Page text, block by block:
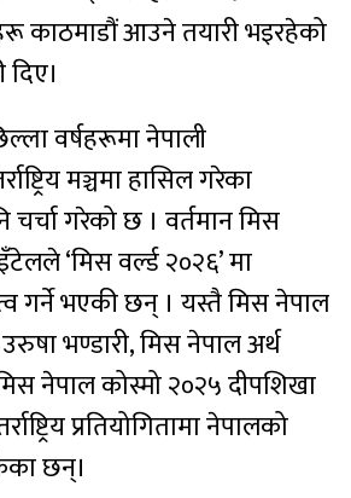
काठमाडौं आउने तयारी भइरहेको
वर्षहरूमा नेपाली
मञ्चमा हासिल गरेका
गरेको छ । वर्तमान मिस
‘मिस वर्ल्ड २०२६’ मा
गर्ने भएकी छन् । यस्तै मिस नेपाल
भण्डारी, मिस नेपाल अर्थ
नेपाल कोस्मो २०२५ दीपशिखा
प्रतियोगितामा नेपालको
छन्।